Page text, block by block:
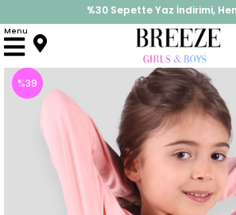
%30 Sepette Yaz İndirimi,
İndirimlere ek %10 İndirimi Kap,
Menu
Anasayfa Takımlar Tayt Takımı
%39
İndirim